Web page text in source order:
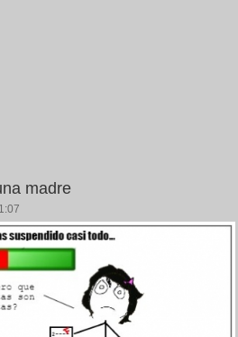
madre